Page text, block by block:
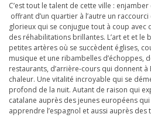
C’est tout le talent de cette ville :
offrant d’un quartier à l’autre un raccourci
glorieux qui se conjugue tout à coup avec
des réhabilitations brillantes. L’art et et le
petites artères où se succèdent églises,
musique et une ribambelles d’échoppes,
restaurants, d’arrière-cours qui donnent
chaleur. Une vitalité incroyable qui se
profond de la nuit. Autant de raison qui
catalane auprès des jeunes européens
apprendre l’espagnol et aussi auprès